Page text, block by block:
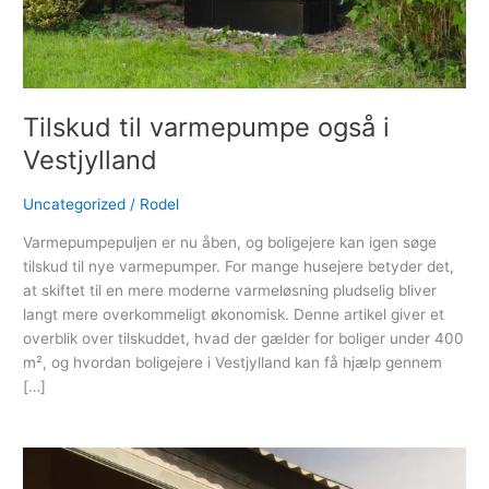
Tilskud til varmepumpe også i
Vestjylland
Uncategorized / Rodel
Varmepumpepuljen er nu åben, og boligejere kan igen søge
tilskud til nye varmepumper. For mange husejere betyder det,
at skiftet til en mere moderne varmeløsning pludselig bliver
langt mere overkommeligt økonomisk. Denne artikel giver et
overblik over tilskuddet, hvad der gælder for boliger under 400
m², og hvordan boligejere i Vestjylland kan få hjælp gennem
[…]
Varmepumpe